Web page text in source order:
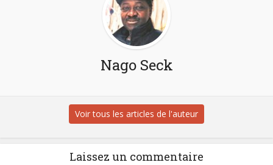
Nago Seck
Voir tous les articles de l'auteur
Laissez un commentaire